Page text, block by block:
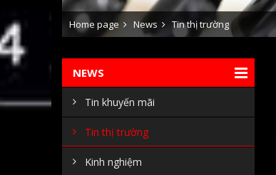
Home page News Tin thị trường
NEWS
Tin khuyến mãi
Tin thị trường
Kinh nghiệm